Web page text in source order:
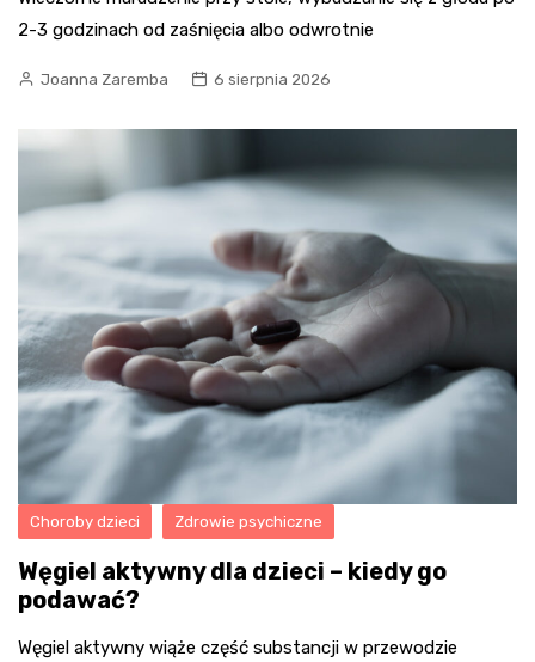
2-3 godzinach od zaśnięcia albo odwrotnie
Joanna Zaremba 6 sierpnia 2026
Choroby dzieci Zdrowie psychiczne
Węgiel aktywny dla dzieci – kiedy go
podawać?
Węgiel aktywny wiąże część substancji w przewodzie